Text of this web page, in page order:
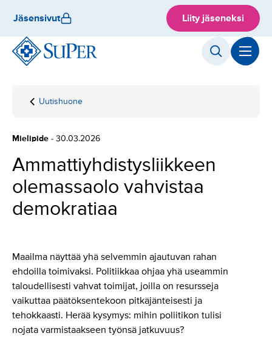
sisältöön
Jäsensivut Liity jäseneksi
Etusivu
Uutishuone
Ammattiyhdistysliikkeen
Mielipide - 30.03.2026
Ammattiyhdistysliikkeen
olemassaolo vahvistaa
demokratiaa
Maailma näyttää yhä selvemmin ajautuvan rahan
ehdoilla toimivaksi. Politiikkaa ohjaa yhä useammin
taloudellisesti vahvat toimijat, joilla on resursseja
vaikuttaa päätöksentekoon pitkäjänteisesti ja
tehokkaasti. Herää kysymys: mihin poliitikon tulisi
nojata varmistaakseen työnsä jatkuvuus?